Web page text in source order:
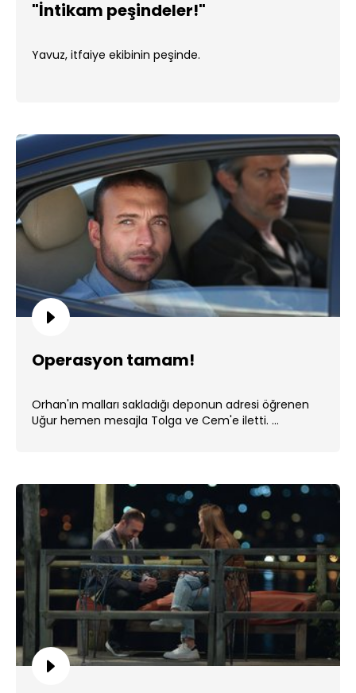
"İntikam peşindeler!"
Yavuz, itfaiye ekibinin peşinde.
Operasyon tamam!
Orhan'ın malları sakladığı deponun adresi öğrenen
Uğur hemen mesajla Tolga ve Cem'e iletti. ...